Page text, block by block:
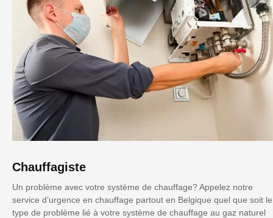
Chauffagiste
Un problème avec votre système de chauffage? Appelez notre
service d’urgence en chauffage partout en Belgique quel que soit le
type de problème lié à votre système de chauffage au gaz naturel